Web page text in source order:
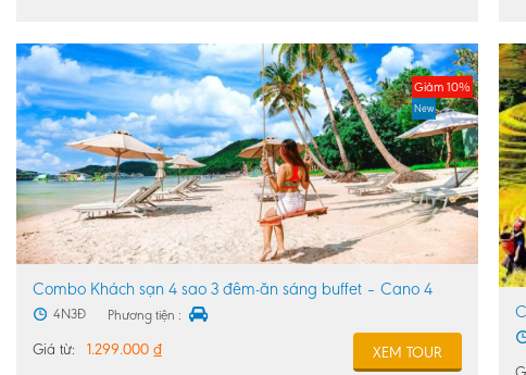
Giảm 10%
New
Combo Khách sạn 4 sao 3 đêm-ăn sáng buffet – Cano 4
đảo-Vườn San Hô -Cáp Treo Hòn Thơm Phú Quốc
4N3Đ Phương tiện :
Giá từ: Giá
1.299.000 ₫Giá XEM TOUR